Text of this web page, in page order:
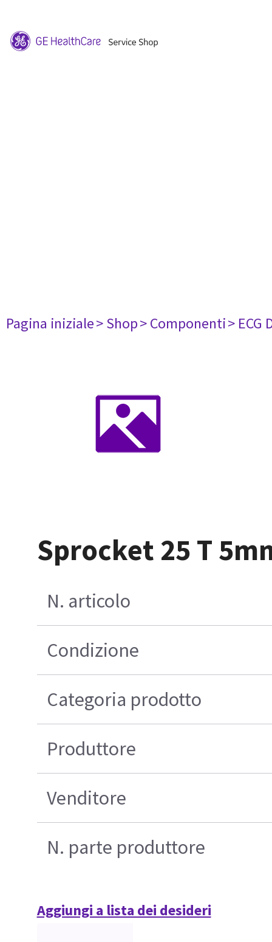
Pagina iniziale> Shop> Componenti> ECG
Sprocket 25 T
N. articolo
Condizione
Categoria prodotto
Produttore
Venditore
N. parte produttore
Aggiungi a lista dei desideri